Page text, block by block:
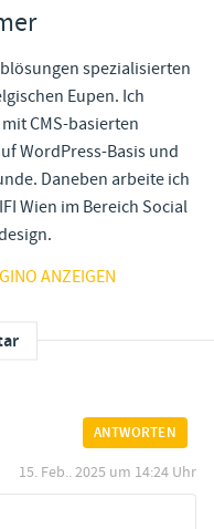
spezialisierten
Eupen. Ich
CMS-basierten
WordPress-Basis und
Daneben arbeite ich
Wien im Bereich Social
ANZEIGEN
15. Feb.. 2025 um 14:24 Uhr
ANTWORTEN